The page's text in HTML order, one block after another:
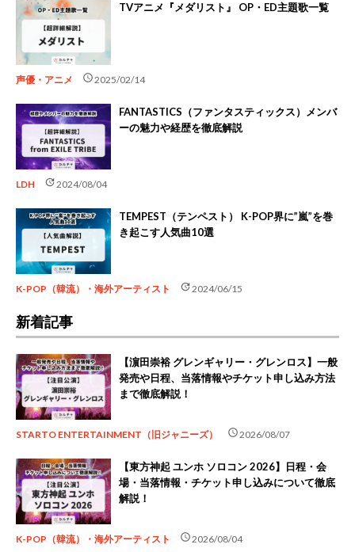
TVアニメ『メダリスト』 OP・ED主題歌一覧
声優・アニメ schedule2025/02/14
FANTASTICS（ファンタスティックス）メンバ
ーの魅力や経歴を徹底解説
LDH update2024/08/04
TEMPEST（テンペスト） K-POP界に”嵐”を巻
き起こす人気曲10選
K-POP（韓流）・海外アーティスト update2024/06/15
新着記事
【濵田崇裕 グレンギャリー・グレンロス】一般
発売や日程、当落情報やチケット申し込み方法
まで徹底解説！
STARTO ENTERTAINMENT（旧ジャニーズ） schedule2026/08/07
【東方神起 ユンホ ソロコン 2026】日程・会
場・当落情報・チケット申し込みについて徹底
解説！
K-POP（韓流）・海外アーティスト schedule2026/08/04